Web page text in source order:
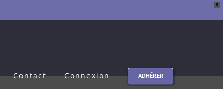
X
Contact Connexion ADHÉRER